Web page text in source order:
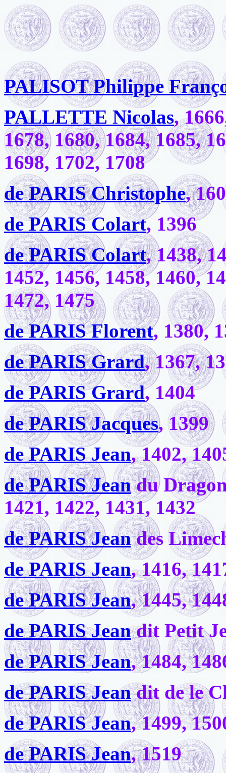
PALISOT Philippe
PALLETTE Nicolas,
1678, 1680, 1684, 1685,
1698, 1702, 1708
de PARIS Christophe,
de PARIS Colart, 1396
de PARIS Colart, 1438,
1452, 1456, 1458, 1460,
1472, 1475
de PARIS Florent, 1380,
de PARIS Grard, 1367,
de PARIS Grard, 1404
de PARIS Jacques, 1399
de PARIS Jean, 1402,
de PARIS Jeandu
1421, 1422, 1431, 1432
de PARIS Jeandes
de PARIS Jean, 1416,
de PARIS Jean, 1445,
de PARIS Jeandit Petit
de PARIS Jean, 1484,
de PARIS Jeandit de le
de PARIS Jean, 1499,
de PARIS Jean, 1519